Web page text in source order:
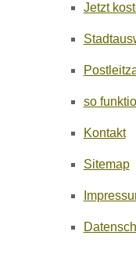
Jetzt
so
Kontakt
Sitemap